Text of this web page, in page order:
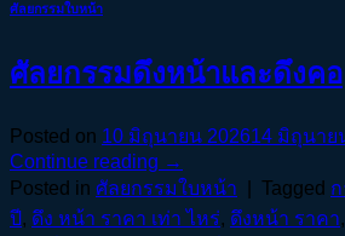
ศัลยกรรมใบหน้า
ศัลยกรรมดึงหน้าและดึงคอ
Posted on 10 มิถุนายน 202614 มิถุนาย
Continue reading →
Posted in ศัลยกรรมใบหน้า Tagged
ปี, ดึง หน้า ราคา เท่า ไหร่, ดึงหน้า ราคา,